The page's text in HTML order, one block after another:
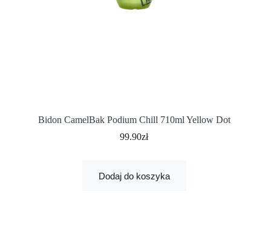
Bidon CamelBak Podium Chill 710ml Yellow Dot
99.90zł
Dodaj do koszyka